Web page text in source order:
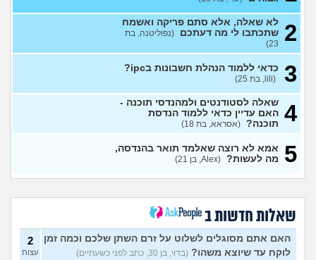
3
לרפואה (מירי, בת 23) עצות
יש לי 11 שנות לימוד איך אני
אני מרגישה שאני לא מתקדמת
לשום מקום
(ללללל, בת 24)
לימודים בתחום מזרחנות/
קרימינולוגיה עם אבחנות
פסיכיאטריות
(בר, בת 27)
87)
עצות
אם הייתה לכם מכונת זמן.
הייתם בוחרים לנשור מבית
ספר כדי להתחיל מוקדם יותר?
(ירין, בת 19)
עצות
2 לא שאלה, אלא סתם פריקה ואשמח
שתכתבו לי מה דעתכם (נפוליטנה, בת
23)
3 כדאי ללמוד הנהלת חשבונות בipc?
(lili, בת 25)
4 שאלה לסטודנטים ולמהנדסי תוכנה -
האם עדיין כדאי ללמוד הנדסת
תוכנה? (אסראא, בת 18)
5
אמא לא רוצה שאלמד תואר בהנדסה,
מה לעשות? (Alex, בן 21)
שאלות חדשות ב
האם אתם מסוגלים לשלוט על זרם השתן שלכם וכמה זמן
לוקח עד שיוצא משהו? (בדוי, בן 30, כתב לפני כשעתיים)
2
עצות